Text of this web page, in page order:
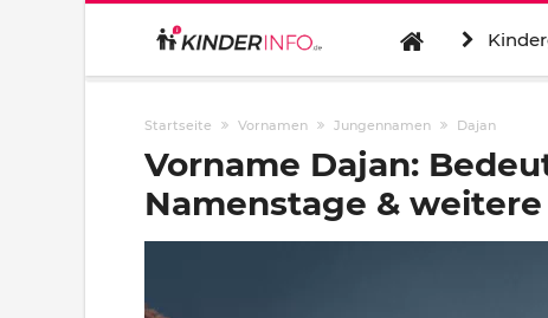
Startseite Vornamen Jungennamen Dajan
Vorname Dajan:
Namenstage &